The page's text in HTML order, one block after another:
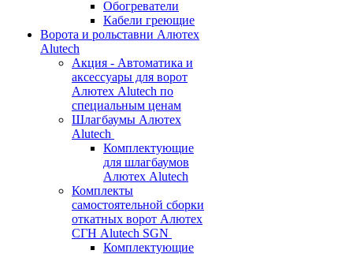
Обогреватели
Кабели греющие
Ворота и рольставни Алютех
Alutech
Акция - Автоматика и
аксессуары для ворот
Алютех Alutech по
специальным ценам
Шлагбаумы Алютех
Alutech
Комплектующие
для шлагбаумов
Алютех Alutech
Комплекты
самостоятельной сборки
откатных ворот Алютех
СГН Alutech SGN
Комплектующие